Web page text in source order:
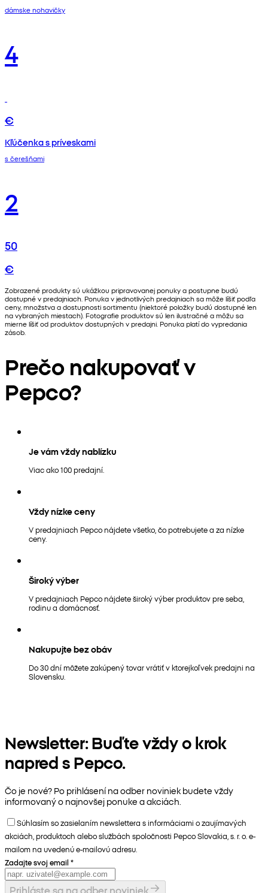
dámske nohavičky
4
€
Kľúčenka s príveskami
s čerešňami
2
50
€
Zobrazené produkty sú ukážkou pripravovanej ponuky a postupne budú
dostupné v predajniach. Ponuka v jednotlivých predajniach sa môže líšiť podľa
ceny, množstva a dostupnosti sortimentu (niektoré položky budú dostupné len
na vybraných miestach). Fotografie produktov sú len ilustračné a môžu sa
mierne líšiť od produktov dostupných v predajni. Ponuka platí do vypredania
zásob.
Prečo nakupovať v
Pepco?
Je vám vždy nablízku
Viac ako 100 predajní.
Vždy nízke ceny
V predajniach Pepco nájdete všetko, čo potrebujete a za nízke
ceny.
Široký výber
V predajniach Pepco nájdete široký výber produktov pre seba,
rodinu a domácnosť.
Nakupujte bez obáv
Do 30 dní môžete zakúpený tovar vrátiť v ktorejkoľvek predajni na
Slovensku.
Newsletter: Buďte vždy o krok
napred s Pepco.
Čo je nové? Po prihlásení na odber noviniek budete vždy
informovaný o najnovšej ponuke a akciách.
Súhlasím so zasielaním newslettera s informáciami o zaujímavých
akciách, produktoch alebo službách spoločnosti Pepco Slovakia, s. r. o. e-
mailom na uvedenú e-mailovú adresu.
Zadajte svoj email *
Prihláste sa na odber noviniek